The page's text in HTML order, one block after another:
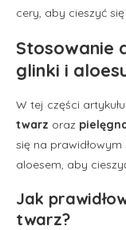
cery, aby cieszyć
Stosowanie
glinki i
W tej części
twarz oraz
się na
aloesem, aby
Jak
twarz?